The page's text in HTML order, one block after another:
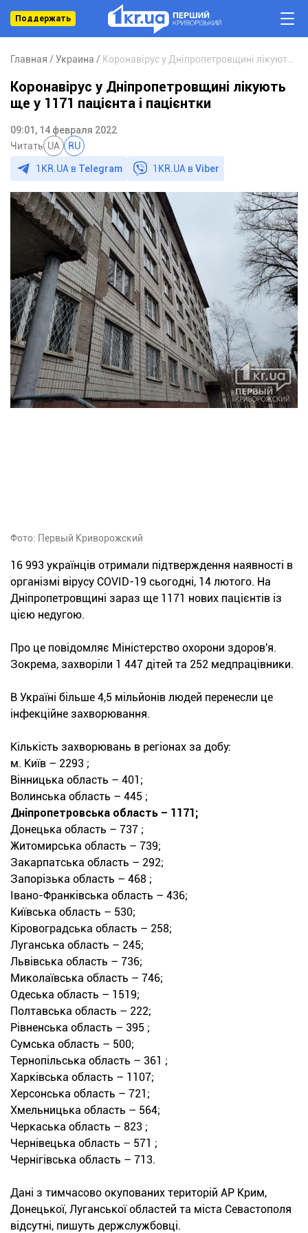
Поддержать
Главная Украина
Коронавірус у Дніпропетровщині лікують
ще у 1171 пацієнта і пацієнтки
09:01, 14 февраля 2022
Читать UA RU
1KR.UA в Telegram 1KR.UA вViber
Фото: Первый Криворожский
16 993 українців отримали підтверждення наявності в
організмі вірусу COVID-19 сьогодні, 14 лютого. На
Дніпропетровщині зараз ще 1171 нових пацієнтів із
цією недугою.
Про це повідомляє Міністерство охорони здоров'я.
Зокрема, захворіли 1 447 дітей та 252 медпрацівники.
В Україні більше 4,5 мільйонів людей перенесли це
інфекційне захворювання.
Кількість захворювань в регіонах за добу:
м. Київ – 2293 ;
Вінницька область – 401;
Волинська область – 445 ;
Дніпропетровська область – 1171;
Донецька область – 737 ;
Житомирська область – 739;
Закарпатська область – 292;
Запорізька область – 468 ;
Івано-Франківська область – 436;
Київська область – 530;
Кіровоградська область – 258;
Луганська область – 245;
Львівська область – 736;
Миколаївська область – 746;
Одеська область – 1519;
Полтавська область – 222;
Рівненська область – 395 ;
Сумська область – 500;
Тернопільська область – 361 ;
Харківська область – 1107;
Херсонська область – 721;
Хмельницька область – 564;
Черкаська область – 823 ;
Чернівецька область – 571 ;
Чернігівська область – 713.
Дані з тимчасово окупованих територій АР Крим,
Донецької, Луганської областей та міста Севастополя
відсутні, пишуть держслужбовці.